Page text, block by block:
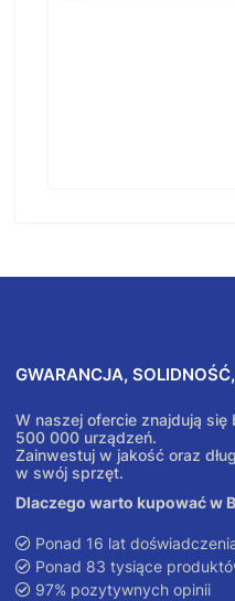
GWARANCJA,
W naszej ofercie znajdują
500 000 urządzeń.
Zainwestuj w jakość oraz
w swój sprzęt.
Dlaczego warto kupować w
Ponad 16 lat
Ponad 83 tysiące
97% pozytywnych opinii